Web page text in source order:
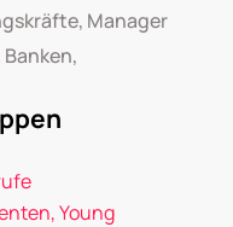
Manager
Young